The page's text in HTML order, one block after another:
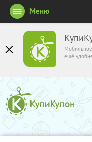
ещё
Меню